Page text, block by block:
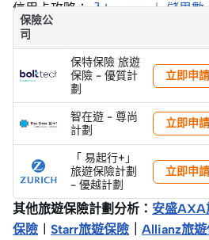
信用卡攻略：入Lounge︱儲里數
保險公
司
保特保險 旅遊
保險 - 優質計
劃
立即申請
智在遊 - 尊尚
計劃
立即申請
「 易起行+」
旅遊保險計劃
- 優越計劃
立即申請
其他旅遊保險計劃分析： 安盛AXA
保險
Starr旅遊保險 Allianz旅遊